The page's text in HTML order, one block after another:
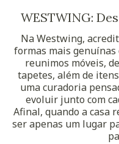
WESTWING:
Na Westwing,
formas mais genuínas
reunimos móveis,
tapetes, além de
uma curadoria
evoluir junto com
Afinal, quando a casa
ser apenas um lugar